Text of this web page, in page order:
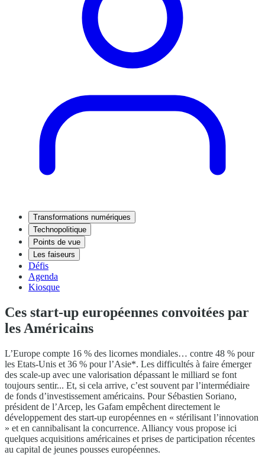
Transformations numériques
Technopolitique
Points de vue
Les faiseurs
Défis
Agenda
Kiosque
Ces start-up européennes convoitées par
les Américains
L’Europe compte 16 % des licornes mondiales… contre 48 % pour
les Etats-Unis et 36 % pour l’Asie*. Les difficultés à faire émerger
des scale-up avec une valorisation dépassant le milliard se font
toujours sentir... Et, si cela arrive, c’est souvent par l’intermédiaire
de fonds d’investissement américains. Pour Sébastien Soriano,
président de l’Arcep, les Gafam empêchent directement le
développement des start-up européennes en « stérilisant l’innovation
» et en cannibalisant la concurrence. Alliancy vous propose ici
quelques acquisitions américaines et prises de participation récentes
au capital de jeunes pousses européennes.